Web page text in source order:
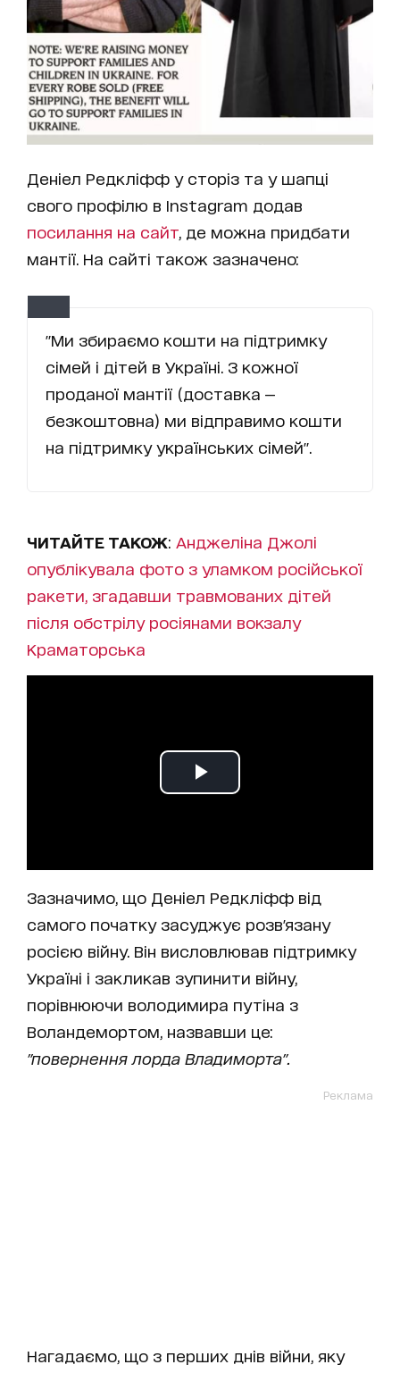
Деніел Редкліфф у сторіз та у шапці
свого профілю в Instagram додав
посилання на сайт , де можна придбати
мантії. На сайті також зазначено:
"Ми збираємо кошти на підтримку
сімей і дітей в Україні. З кожної
проданої мантії (доставка —
безкоштовна) ми відправимо кошти
на підтримку українських сімей".
ЧИТАЙТЕ ТАКОЖ: Анджеліна Джолі
опублікувала фото з уламком російської
ракети, згадавши травмованих дітей
після обстрілу росіянами вокзалу
Краматорська
Зазначимо, що Деніел Редкліфф від
самого початку засуджує розв'язану
росією війну. Він висловлював підтримку
Україні і закликав зупинити війну,
порівнюючи володимира путіна з
Воландемортом, назвавши це:
"повернення лорда Владиморта".
Реклама
Нагадаємо, що з перших днів війни, яку